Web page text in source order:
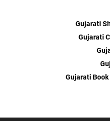
Gujarati
Gujarati
Gujarati Book